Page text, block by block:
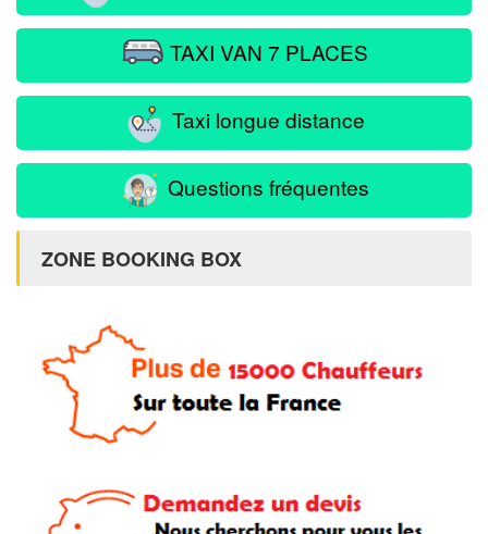
TAXI VAN 7 PLACES
Taxi longue distance
Questions fréquentes
ZONE BOOKING BOX